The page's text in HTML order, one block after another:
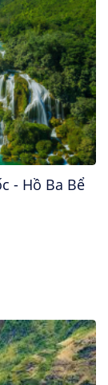
- Hồ Ba Bể